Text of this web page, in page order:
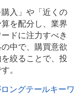
入」や「近くの
を配分し、業界
ドに注力すべき
中で、購買意欲
絞ることで、投
。
ングテールキーワ